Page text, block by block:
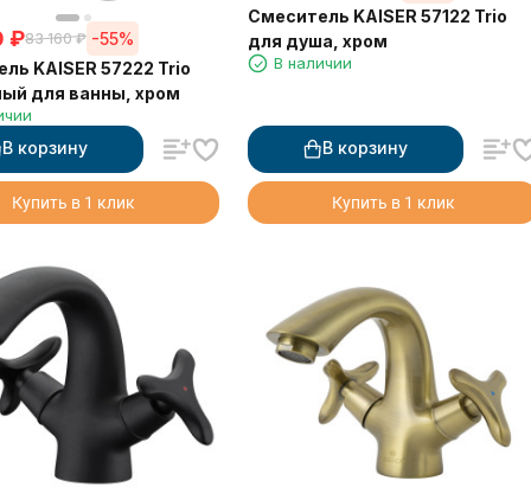
₽83 160 ₽ -55%
KAISER 57222 Trio
для ванны, хром
В корзину
Купить в 1 клик
Смеситель KAISER 57122 Trio
для душа, хром
В наличии
В корзину
Купить в 1 клик